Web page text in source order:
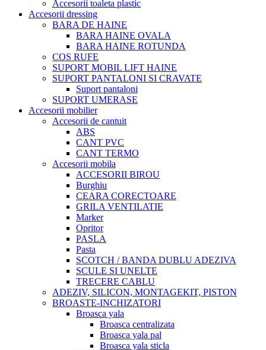
Accesorii toaleta plastic
Accesorii dressing
BARA DE HAINE
BARA HAINE OVALA
BARA HAINE ROTUNDA
COS RUFE
SUPORT MOBIL LIFT HAINE
SUPORT PANTALONI SI CRAVATE
Suport pantaloni
SUPORT UMERASE
Accesorii mobilier
Accesorii de cantuit
ABS
CANT PVC
CANT TERMO
Accesorii mobila
ACCESORII BIROU
Burghiu
CEARA CORECTOARE
GRILA VENTILATIE
Marker
Opritor
PASLA
Pasta
SCOTCH / BANDA DUBLU ADEZIVA
SCULE SI UNELTE
TRECERE CABLU
ADEZIV, SILICON, MONTAGEKIT, PISTON
BROASTE-INCHIZATORI
Broasca yala
Broasca centralizata
Broasca yala pal
Broasca yala sticla